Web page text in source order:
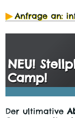
Anfrage an:
NEU!
Camp!
Der ultimative